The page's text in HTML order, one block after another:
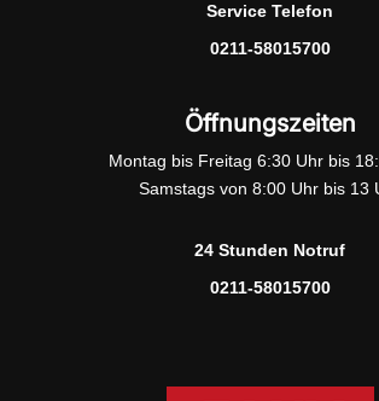
Service Telefon
0211-58015700
Öffnungszeiten
Montag bis Freitag 6:30 Uhr bis
Samstags von 8:00 Uhr bis 13
24 Stunden Notruf
0211-58015700